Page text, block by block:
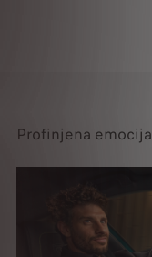
Profinjena emocija